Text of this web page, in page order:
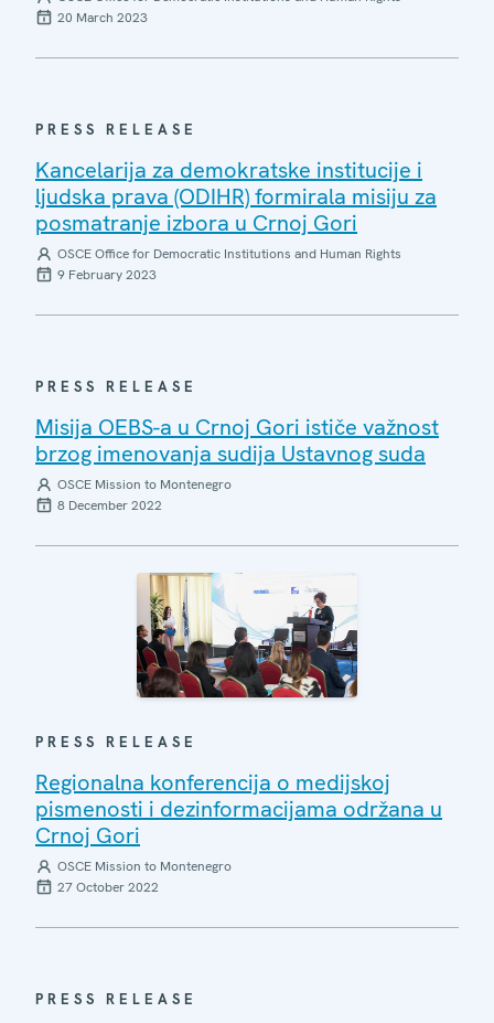
20 March 2023
PRESS RELEASE
Kancelarija za demokratske institucije i
ljudska prava (ODIHR) formirala misiju za
posmatranje izbora u Crnoj Gori
OSCE Office for Democratic Institutions and Human Rights
9 February 2023
PRESS RELEASE
Misija OEBS-a u Crnoj Gori ističe važnost
brzog imenovanja sudija Ustavnog suda
OSCE Mission to Montenegro
8 December 2022
PRESS RELEASE
Regionalna konferencija o medijskoj
pismenosti i dezinformacijama održana u
Crnoj Gori
OSCE Mission to Montenegro
27 October 2022
PRESS RELEASE